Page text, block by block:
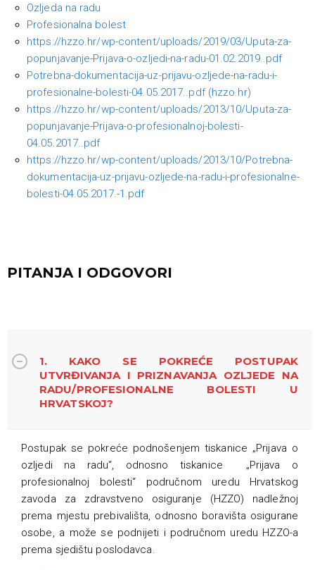
Ozljeda na radu
Profesionalna bolest
https://hzzo.hr/wp-content/uploads/2019/03/Uputa-za-
popunjavanje-Prijava-o-ozljedi-na-radu-01.02.2019..pdf
Potrebna-dokumentacija-uz-prijavu-ozljede-na-radu-i-
profesionalne-bolesti-04.05.2017..pdf (hzzo.hr)
https://hzzo.hr/wp-content/uploads/2013/10/Uputa-za-
popunjavanje-Prijava-o-profesionalnoj-bolesti-
04.05.2017..pdf
https://hzzo.hr/wp-content/uploads/2013/10/Potrebna-
dokumentacija-uz-prijavu-ozljede-na-radu-i-profesionalne-
bolesti-04.05.2017.-1.pdf
PITANJA I ODGOVORI
1. KAKO SE POKREĆE POSTUPAK
UTVRĐIVANJA I PRIZNAVANJA OZLJEDE NA
RADU/PROFESIONALNE BOLESTI U
HRVATSKOJ?
Postupak se pokreće podnošenjem tiskanice „Prijava o
ozljedi na radu“, odnosno tiskanice „Prijava o
profesionalnoj bolesti“ područnom uredu Hrvatskog
zavoda za zdravstveno osiguranje (HZZO) nadležnoj
prema mjestu prebivališta, odnosno boravišta osigurane
osobe, a može se podnijeti i područnom uredu HZZO-a
prema sjedištu poslodavca.